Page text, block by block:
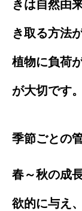
きは自然由
き取る方法
植物に負荷
が大切です。
季節ごとの
春～秋の成
欲的に与え